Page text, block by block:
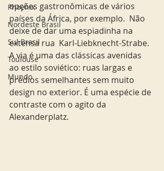
Phoenix
Nordeste Brasil
Sul Brasil
Toulouse
Mundo
opções gastronômicas de vários
países da África, por exemplo.  Não
deixe de dar uma espiadinha na
extensa rua  Karl-Liebknecht-Strabe.
A via é uma das clássicas avenidas
ao estilo soviético: ruas largas e
prédios semelhantes sem muito
design no exterior. É uma espécie de
contraste com o agito da
Alexanderplatz.